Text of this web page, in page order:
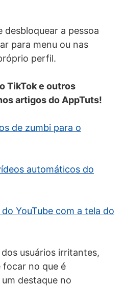
desbloquear a pessoa
para menu ou nas
perfil.
TikTok e outros
artigos do AppTuts!
de zumbi para o
automáticos do
YouTube com a tela do
usuários irritantes,
focar no que é
destaque no